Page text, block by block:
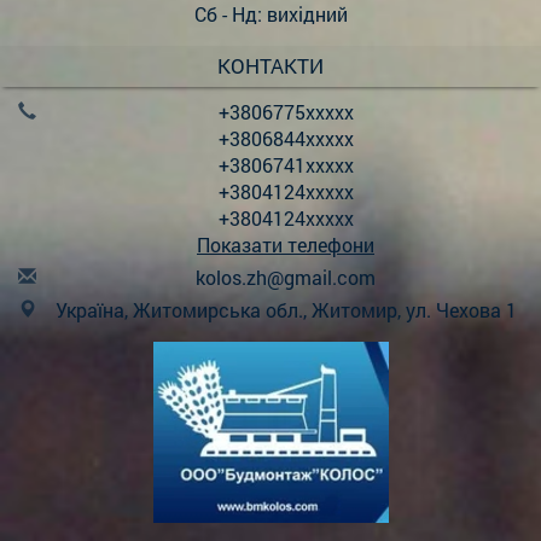
Сб - Нд: вихідний
КОНТАКТИ
+3806775xxxxx
+3806844xxxxx
+3806741xxxxx
+3804124xxxxx
+3804124xxxxx
Показати телефони
kolos.zh@gmail.com
Україна, Житомирська обл., Житомир, ул. Чехова 1